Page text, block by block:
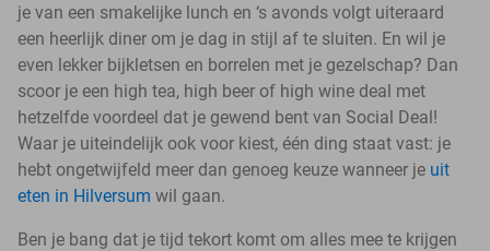
je van een smakelijke lunch en ‘s avonds volgt uiteraard
een heerlijk diner om je dag in stijl af te sluiten. En wil je
even lekker bijkletsen en borrelen met je gezelschap? Dan
scoor je een high tea, high beer of high wine deal met
hetzelfde voordeel dat je gewend bent van Social Deal!
Waar je uiteindelijk ook voor kiest, één ding staat vast: je
hebt ongetwijfeld meer dan genoeg keuze wanneer je uit
eten in Hilversum wil gaan.
Ben je bang dat je tijd tekort komt om alles mee te krijgen